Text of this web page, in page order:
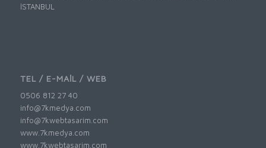
İSTANBUL
TEL / E-MAİL / WEB
0506 812 27 40
info@7kmedya.com
info@7kwebtasarim.com
www.7kmedya.com
www.7kwebtasarim.com